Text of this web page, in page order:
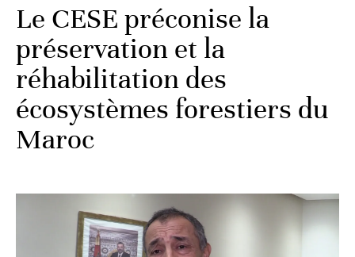
Le CESE préconise la
préservation et la
réhabilitation des
écosystèmes forestiers du
Maroc